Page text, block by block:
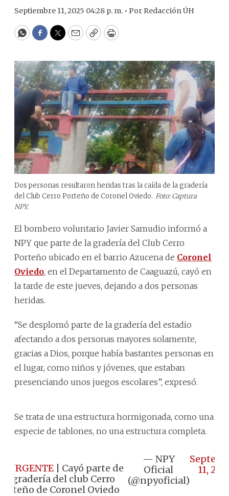
Septiembre 11, 2025 04:28 p. m. • Por Redacción ÚH
WhatsApp
Facebook
Twitter
EmailCopyPrint
Dos personas resultaron heridas tras la caída de la gradería
del Club Cerro Porteño de Coronel Oviedo. Foto: Captura
NPY.
El bombero voluntario Javier Samudio informó a
NPY que parte de la gradería del Club Cerro
Porteño ubicado en el barrio Azucena de Coronel
Oviedo, en el Departamento de Caaguazú, cayó en
la tarde de este jueves, dejando a dos personas
heridas.
“Se desplomó parte de la gradería del estadio
afectando a dos personas mayores solamente,
gracias a Dios, porque había bastantes personas en
el lugar, como niños y jóvenes, que estaban
presenciando unos juegos escolares”, expresó.
Se trata de una estructura hormigonada, como una
especie de tablones, no una estructura completa.
#URGENTE | Cayó parte de
la gradería del club Cerro
de Coronel Oviedo
— NPY
Oficial
(@npyoficial)
11,